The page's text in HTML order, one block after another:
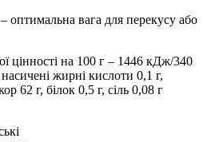
– оптимальна вага для перекусу або
цінності на 100 г – 1446 кДж/340
жирні кислоти 0,1 г,
62 г, білок 0,5 г, сіль 0,08 г